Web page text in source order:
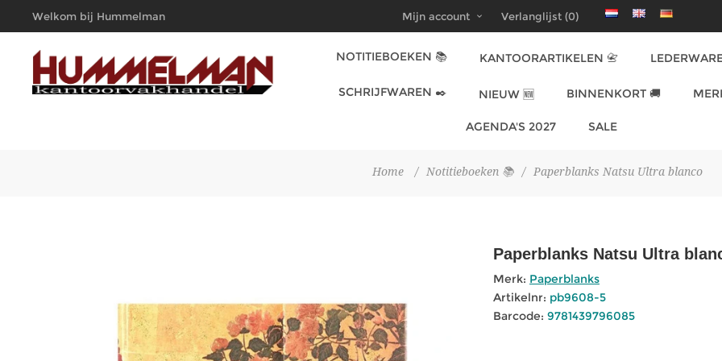
Welkom bij Hummelman
Kantoorvakhandel
Mijn account Verlanglijst (0)
NOTITIEBOEKEN 📚 KANTOORARTIKELEN 📇
SCHRIJFWAREN ✒️ NIEUW 🆕 BINNENKORT 🚚
AGENDA'S 2027 SALE
Home / Notitieboeken 📚 / Paperblanks Natsu Ultra blanco
Paperblanks Natsu Ultra
Merk: Paperblanks
Artikelnr: pb9608-5
Barcode: 9781439796085